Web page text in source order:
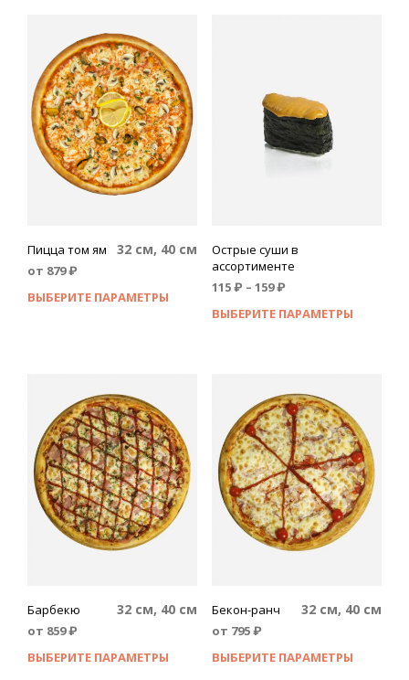
Пицца том ям 32 см, 40 см
от 879₽
ВЫБЕРИТЕ ПАРАМЕТРЫ
Острые суши в
ассортименте
115₽ – 159₽
ВЫБЕРИТЕ ПАРАМЕТРЫ
Барбекю 32 см, 40 см
от 859₽
ВЫБЕРИТЕ ПАРАМЕТРЫ
Бекон-ранч 32 см, 40 см
от 795₽
ВЫБЕРИТЕ ПАРАМЕТРЫ